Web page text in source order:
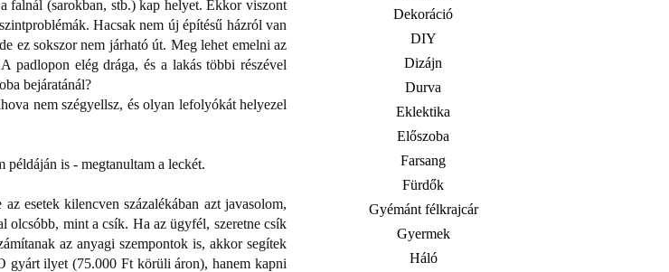
falnál (sarokban, stb.) kap helyet. Ekkor viszont
Hacsak nem új építésű házról van
ez sokszor nem járható út. Meg lehet emelni az
padlopon elég drága, és a lakás többi részével
bejáratánál?
nem szégyellsz, és olyan lefolyókát helyezel
példáján is - megtanultam a leckét.
esetek kilencven százalékában azt javasolom,
olcsóbb, mint a csík. Ha az ügyfél, szeretne csík
az anyagi szempontok is, akkor segítek
gyárt ilyet (75.000 Ft körüli áron), hanem kapni
Dekoráció
DIY
Dizájn
Durva
Eklektika
Előszoba
Farsang
Fürdők
Gyémánt félkrajcár
Gyermek
Háló